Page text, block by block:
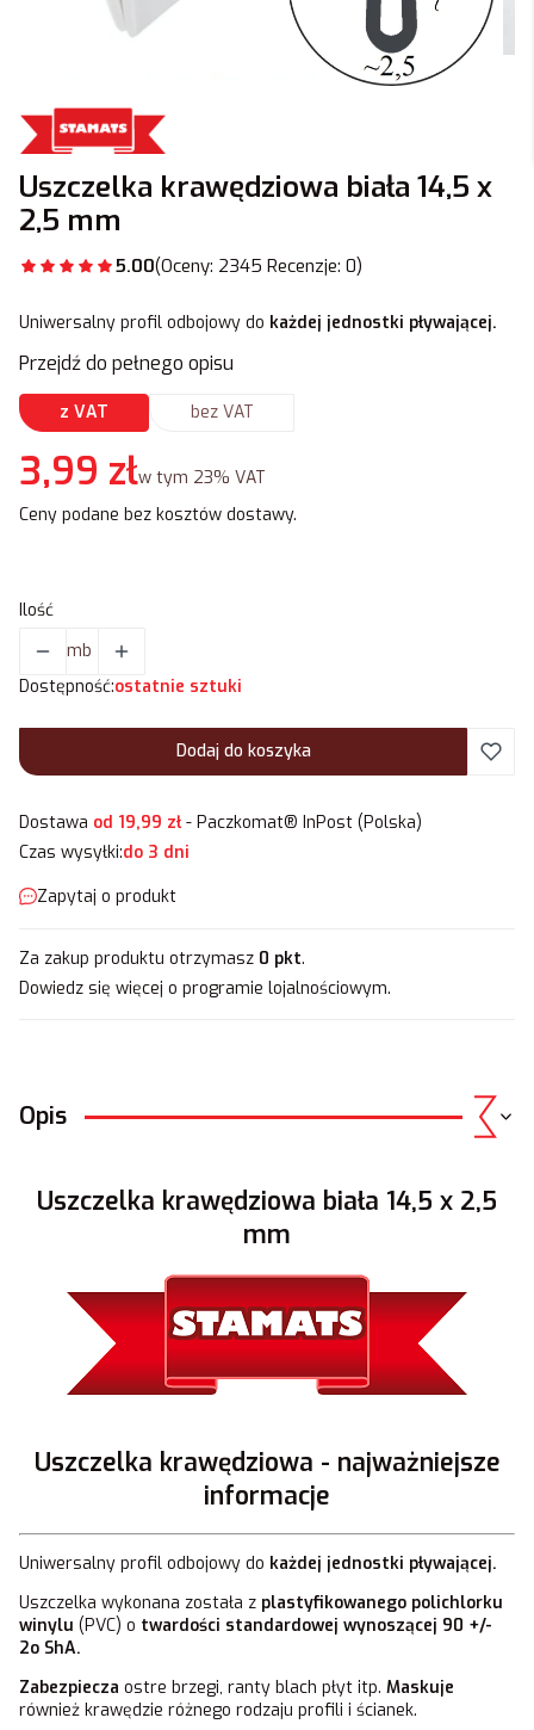
Uszczelka krawędziowa biała 14,5 x
2,5 mm
5.00(Oceny: 2345 Recenzje: 0)
Uniwersalny profil odbojowy do każdej jednostki pływającej.
Przejdź do pełnego opisu
z VAT bez VAT
Cena
3,99 złw tym 23% VAT
w tym 23% VAT
Ceny podane bez kosztów dostawy.
Ilość
mb
Dostępność:ostatnie sztuki
Dodaj do koszyka
Dostawa od 19,99 zł- Paczkomat® InPost (Polska)
Czas wysyłki:do 3 dni
Zapytaj o produkt
Za zakup produktu otrzymasz 0 pkt.
Dowiedz się więcej o programie lojalnościowym.
Opis
Uszczelka krawędziowa biała 14,5 x 2,5
mm
Uszczelka krawędziowa - najważniejsze
informacje
Uniwersalny profil odbojowy do każdej jednostki pływającej.
Uszczelka wykonana została z plastyfikowanego polichlorku
winylu (PVC) o twardości standardowej wynoszącej 90 +/-
2o ShA.
Zabezpiecza ostre brzegi, ranty blach płyt itp. Maskuje
również krawędzie różnego rodzaju profili i ścianek.